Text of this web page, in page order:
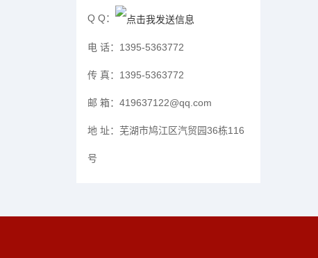
Q Q：
电 话： 1395-5363772
传 真： 1395-5363772
邮 箱： 419637122@qq.com
地 址： 芜湖市鸠江区汽贸园36栋116
号